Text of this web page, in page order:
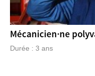
Mécanicien·ne
Durée : 3 ans